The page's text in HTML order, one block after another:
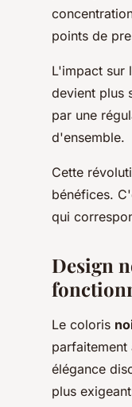
points de
L'impact sur
devient plus
par une
d'ensemble.
Cette
bénéfices.
qui
Design
Le coloris
élégance
plus